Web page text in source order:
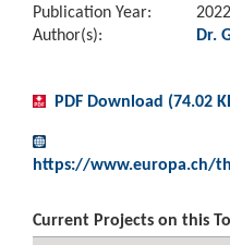
Publication Year:
2022
Author(s):
Dr.
PDF Download (74.02
https://www.europa.ch/
Current Projects on this